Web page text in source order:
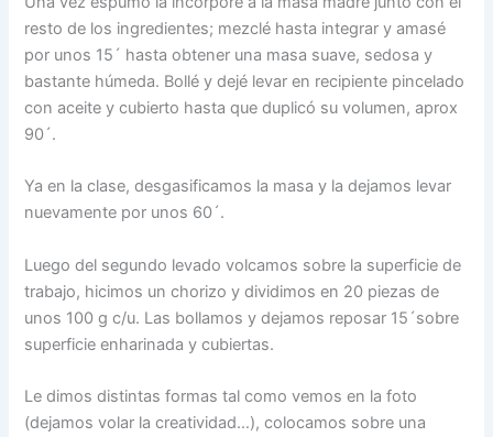
resto de los ingredientes; mezclé hasta integrar y amasé
por unos 15´ hasta obtener una masa suave, sedosa y
bastante húmeda. Bollé y dejé levar en recipiente pincelado
con aceite y cubierto hasta que duplicó su volumen, aprox
90´.
Ya en la clase, desgasificamos la masa y la dejamos levar
nuevamente por unos 60´.
Luego del segundo levado volcamos sobre la superficie de
trabajo, hicimos un chorizo y dividimos en 20 piezas de
unos 100 g c/u. Las bollamos y dejamos reposar 15´sobre
superficie enharinada y cubiertas.
Le dimos distintas formas tal como vemos en la foto
(dejamos volar la creatividad…), colocamos sobre una